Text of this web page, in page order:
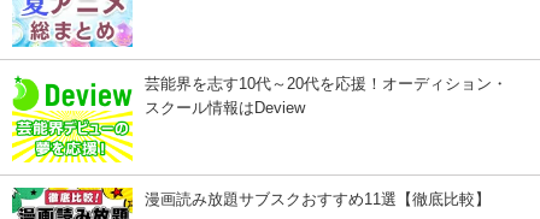
芸能界を志す10代～20代を応援！オーディション・
スクール情報はDeview
漫画読み放題サブスクおすすめ11選【徹底比較】